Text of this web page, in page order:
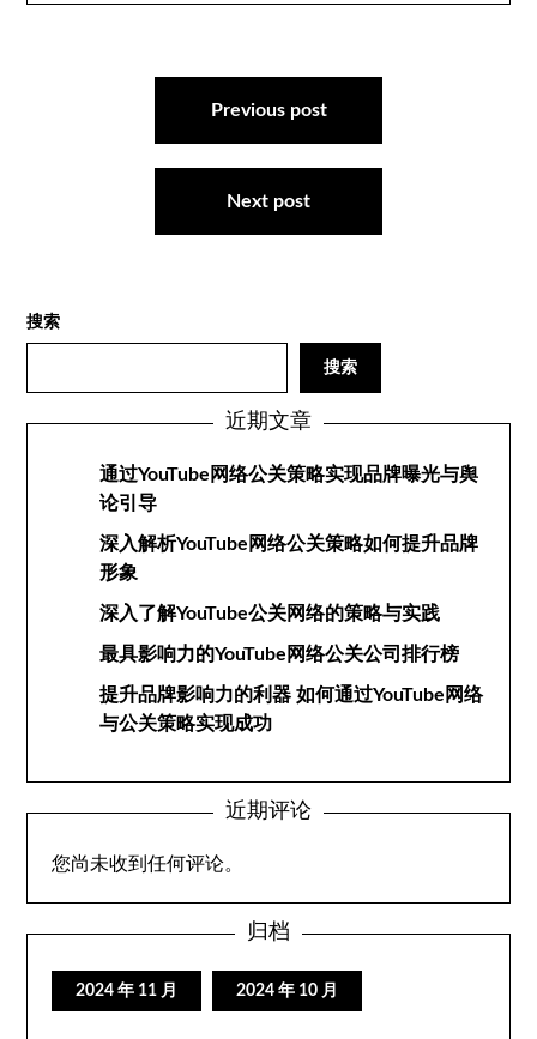
Previous post
Next post
搜索
搜索
近期文章
通过YouTube网络公关策略实现品牌曝光与舆
论引导
深入解析YouTube网络公关策略如何提升品牌
形象
深入了解YouTube公关网络的策略与实践
最具影响力的YouTube网络公关公司排行榜
提升品牌影响力的利器 如何通过YouTube网络
与公关策略实现成功
近期评论
您尚未收到任何评论。
归档
2024 年 11 月 2024 年 10 月